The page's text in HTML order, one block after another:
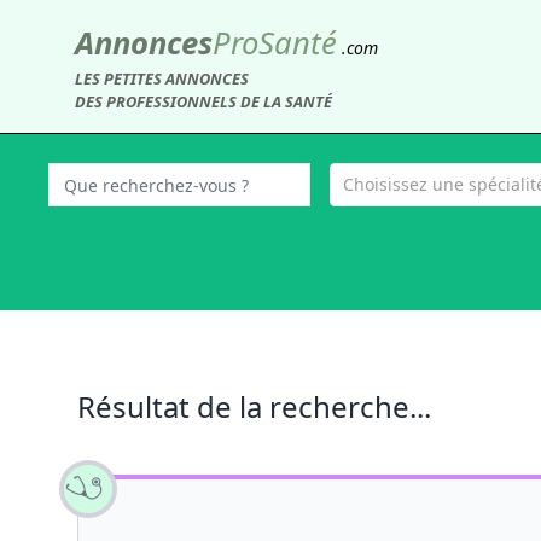
AnnoncesProSanté .com
LES PETITES ANNONCES
DES PROFESSIONNELS DE LA SANTÉ
Choisissez une
Résultat de la recherche...